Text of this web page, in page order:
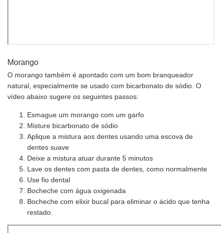
Morango
O morango também é apontado com um bom branqueador
natural, especialmente se usado com bicarbonato de sódio. O
vídeo abaixo sugere os seguintes passos:
Esmague um morango com um garfo
Misture bicarbonato de sódio
Aplique a mistura aos dentes usando uma escova de
dentes suave
Deixe a mistura atuar durante 5 minutos
Lave os dentes com pasta de dentes, como normalmente
Use fio dental
Bocheche com água oxigenada
Bocheche com elixir bucal para eliminar o ácido que tenha
restado.